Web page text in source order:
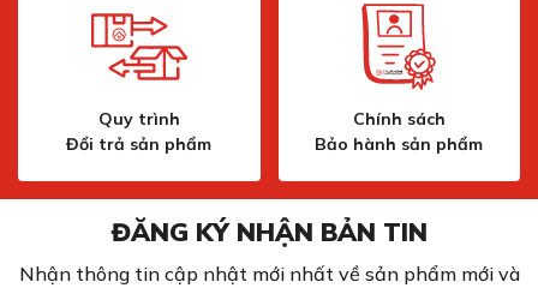
Quy trình
Đổi trả sản phẩm
Chính sách
Bảo hành sản phẩm
ĐĂNG KÝ NHẬN BẢN TIN
Nhận thông tin cập nhật mới nhất về sản phẩm mới và